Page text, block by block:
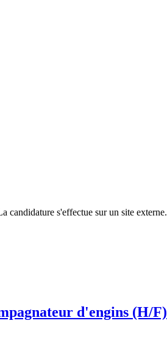
candidature s'effectue sur un site externe.
d'engins (H/F)